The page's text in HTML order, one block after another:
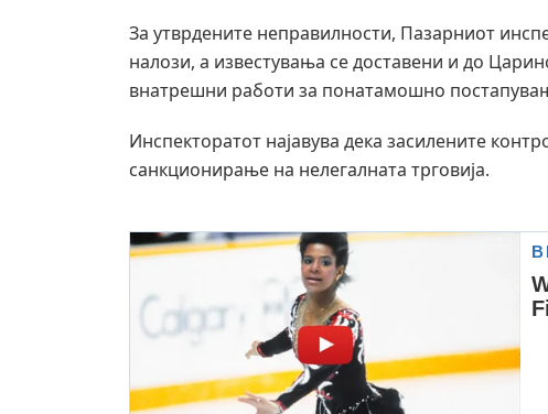
За утврдените неправилности, Пазарниот
налози, а известувања се доставени и до
внатрешни работи за понатамошно
Инспекторатот најавува дека засилените
санкционирање на нелегалната трговија.